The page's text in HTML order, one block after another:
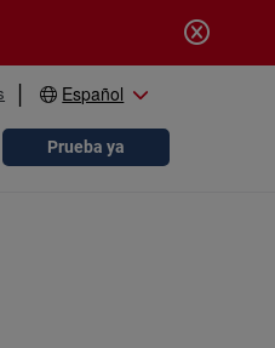
Español
search
Prueba ya